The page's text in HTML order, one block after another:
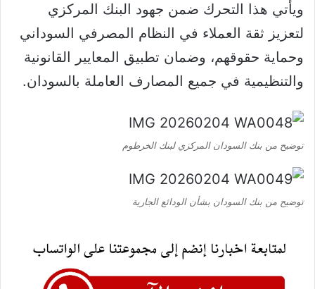
ويأتي هذا التحرك ضمن جهود البنك المركزي
لتعزيز ثقة العملاء في النظام المصرفي السوداني
وحماية حقوقهم، وضمان تطبيق المعايير القانونية
والتنظيمية في جميع المصارف العاملة بالسودان.
توضيح من بنك السودان المركزي لبنك الخرطوم
توضيح من بنك السودان بشأن الودائع الجارية